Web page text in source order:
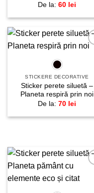
De la: 60 lei
STICKERE DECORATIVE
Sticker perete siluetă –
Planeta respiră prin noi
De la: 70 lei